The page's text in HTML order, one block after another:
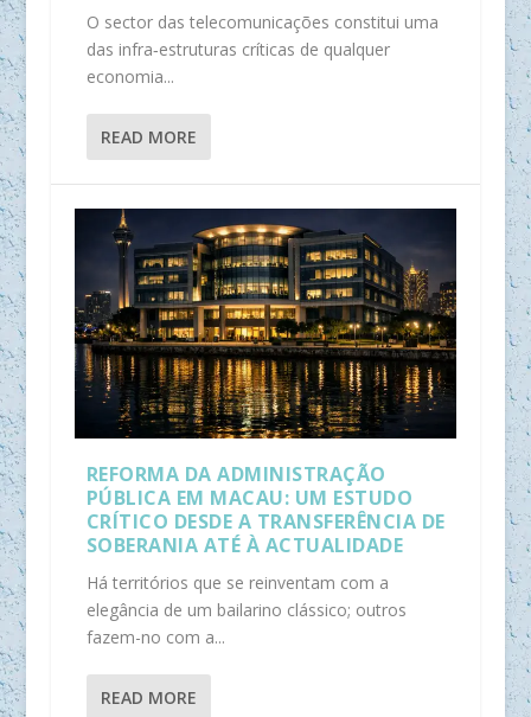
O sector das telecomunicações constitui uma
das infra‑estruturas críticas de qualquer
economia...
READ MORE
REFORMA DA ADMINISTRAÇÃO
PÚBLICA EM MACAU: UM ESTUDO
CRÍTICO DESDE A TRANSFERÊNCIA DE
SOBERANIA ATÉ À ACTUALIDADE
Há territórios que se reinventam com a
elegância de um bailarino clássico; outros
fazem-no com a...
READ MORE